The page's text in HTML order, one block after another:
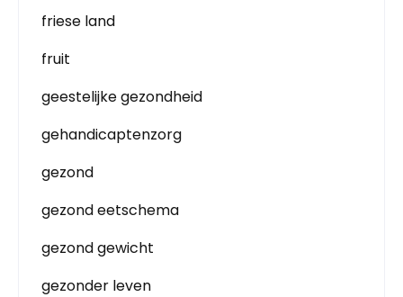
friese land
fruit
geestelijke gezondheid
gehandicaptenzorg
gezond
gezond eetschema
gezond gewicht
gezonder leven